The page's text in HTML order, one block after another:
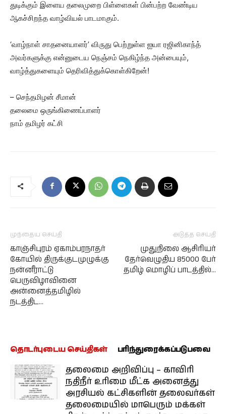
துடிக்கும் இளைய தலைமுறை பிள்ளைகள் பின்பற்ற வேண்டிய
ஆகச்சிறந்த வாழ்வியல் பாடமாகும்.
‘வாழ்நாள் சாதனையாளர்’ விருது பெற்றுள்ள ஐயா ரஜினிகாந்த்
அவர்களுக்கு என்னுடைய நெஞ்சம் நெகிழ்ந்த அன்பையும்,
வாழ்த்துகளையும் தெரிவித்துக்கொள்கிறேன்!
– செந்தமிழன் சீமான்
தலைமை ஒருங்கிணைப்பாளர்
நாம் தமிழர் கட்சி
முந்தைய செய்தி
காஞ்சிபுரம் ஏகாம்பரநாதர்
கோயில் திருக்குடமுழுக்கு
நன்னீராட்டு
பெருவிழாவினை
அன்னைத்தமிழில்
நடத்திட…
அடுத்த செய்தி
முதுநிலை ஆசிரியர்
தேர்வெழுதிய 85000 பேர்
தமிழ் மொழிப் பாடத்தில்…
தொடர்புடைய செய்திகள் பரிந்துரைக்கப்படுபவை
தலைமை அறிவிப்பு – காவிரி
நதிநீர் உரிமை மீட்க அனைத்து
அரசியல் கட்சிகளின் தலைவர்கள்
தலைமையில் மாபெரும் மக்கள்